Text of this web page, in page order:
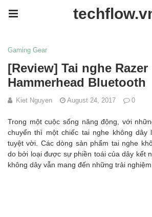
Gaming Gear
[Review] Tai nghe Razer
Hammerhead Bluetooth
Kiet Nguyen August 24, 2017 0
Trong một cuộc sống năng động, với
chuyển thì một chiếc tai nghe không dây
tuyệt vời. Các dòng sản phẩm tai nghe
do bởi loại được sự phiền toái của dây kết
không dây vẫn mang đến những trải